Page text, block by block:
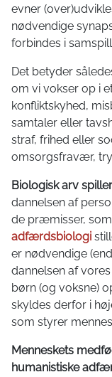
evner
nødvendige
forbindes i
Det betyder
om vi vokser op i
konfliktskyhed,
samtaler eller
straf, frihed eller
omsorgsfravær,
Biologisk arv
dannelsen af
de præmisser, som
adfærdsbiologi
er nødvendige
dannelsen af
børn (og voksne)
skyldes derfor i
som styrer
Menneskets
humanistiske